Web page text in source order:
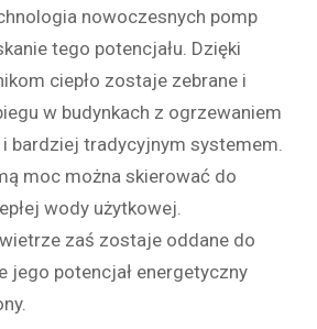
nowoczesnych pomp
tego potencjału. Dzięki
ciepło zostaje zebrane i
w budynkach z ogrzewaniem
bardziej tradycyjnym systemem.
moc można skierować do
wody użytkowej.
zaś zostaje oddane do
jego potencjał energetyczny